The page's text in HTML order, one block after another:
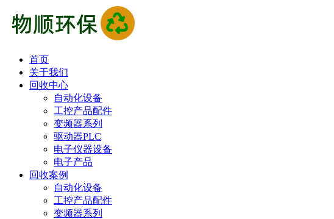
首页
关于我们
回收中心
自动化设备
工控产品配件
变频器系列
驱动器PLC
电子仪器设备
电子产品
回收案例
自动化设备
工控产品配件
变频器系列